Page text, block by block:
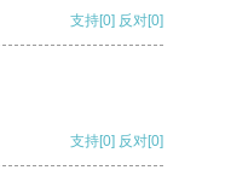
支持[0] 反对[0]
支持[0] 反对[0]